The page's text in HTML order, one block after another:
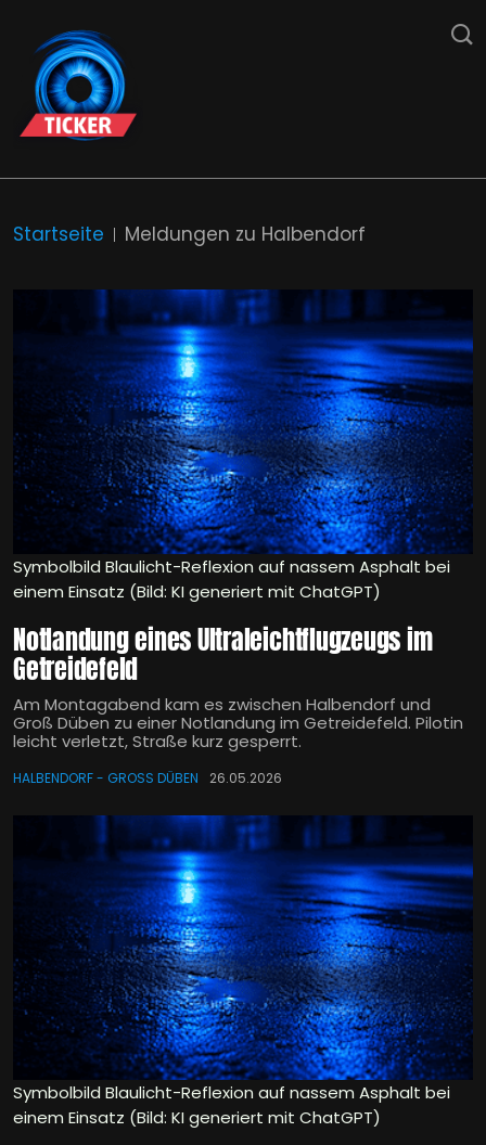
Startseite Meldungen zu Halbendorf
Symbolbild Blaulicht-Reflexion auf nassem Asphalt bei
einem Einsatz (Bild: KI generiert mit ChatGPT)
Notlandung eines Ultraleichtflugzeugs im
Getreidefeld
Am Montagabend kam es zwischen Halbendorf und
Groß Düben zu einer Notlandung im Getreidefeld. Pilotin
leicht verletzt, Straße kurz gesperrt.
HALBENDORF - GROSS DÜBEN 26.05.2026
Symbolbild Blaulicht-Reflexion auf nassem Asphalt bei
einem Einsatz (Bild: KI generiert mit ChatGPT)